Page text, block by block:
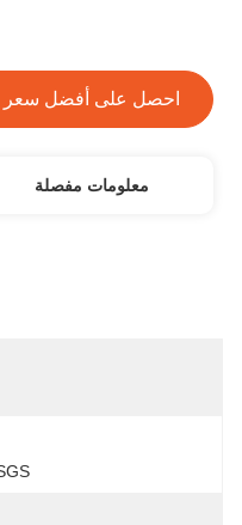
احصل على أفضل سعر
معلومات مفصلة